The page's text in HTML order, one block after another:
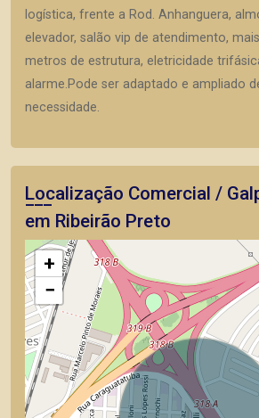
logística, frente a Rod. Anhanguera,
elevador, salão vip de atendimento,
metros de estrutura, eletricidade
alarme.Pode ser adaptado e ampliado
necessidade.
Localização Comercial /
em Ribeirão Preto
+
−